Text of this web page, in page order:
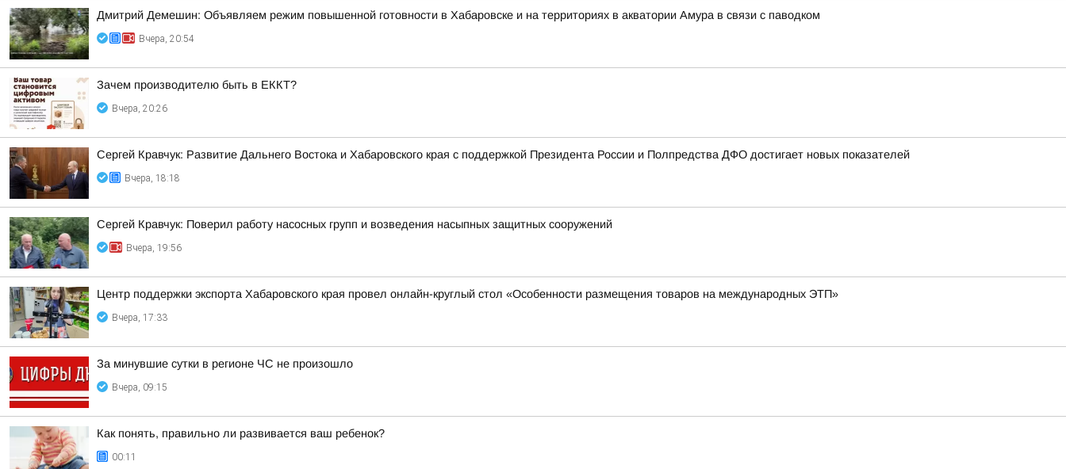
Дмитрий Демешин: Объявляем режим повышенной готовности в Хабаровске и на территориях в акватории Амура в связи с паводком
Вчера, 20:54
Зачем производителю быть в ЕККТ?
Вчера, 20:26
Сергей Кравчук: Развитие Дальнего Востока и Хабаровского края с поддержкой Президента России и Полпредства ДФО достигает новых показателей
Вчера, 18:18
Сергей Кравчук: Поверил работу насосных групп и возведения насыпных защитных сооружений
Вчера, 19:56
Центр поддержки экспорта Хабаровского края провел онлайн-круглый стол «Особенности размещения товаров на международных ЭТП»
Вчера, 17:33
За минувшие сутки в регионе ЧС не произошло
Вчера, 09:15
Как понять, правильно ли развивается ваш ребенок?
00:11